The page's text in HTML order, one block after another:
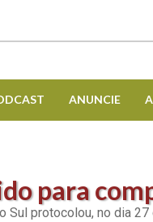
ANUNCIE
para
protocolou, no dia